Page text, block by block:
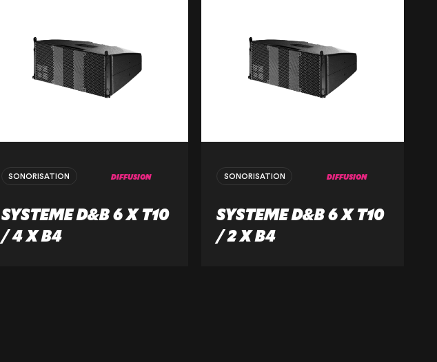
SONORISATION DIFFUSION
SYSTEME D&B 6 X T10
/ 4 X B4
SONORISATION DIFFUSION
SYSTEME D&B 6 X T10
/ 2 X B4